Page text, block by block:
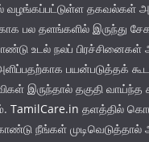
தகவல்கள்
பல தளங்களில் இருந்து
உடல் நலப்
பயன்படுத்தக்
இருந்தால் தகுதி வாய்ந்த
TamilCare.in தளத்தில்
நீங்கள்